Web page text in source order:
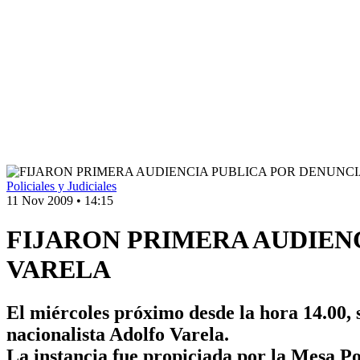
Policiales y Judiciales
11 Nov 2009 • 14:15
FIJARON PRIMERA
VARELA
El miércoles próximo desde la hora
nacionalista Adolfo Varela.